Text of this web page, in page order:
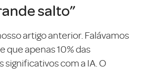
salto”
artigo anterior. Falávamos
que apenas 10% das
com a IA. O